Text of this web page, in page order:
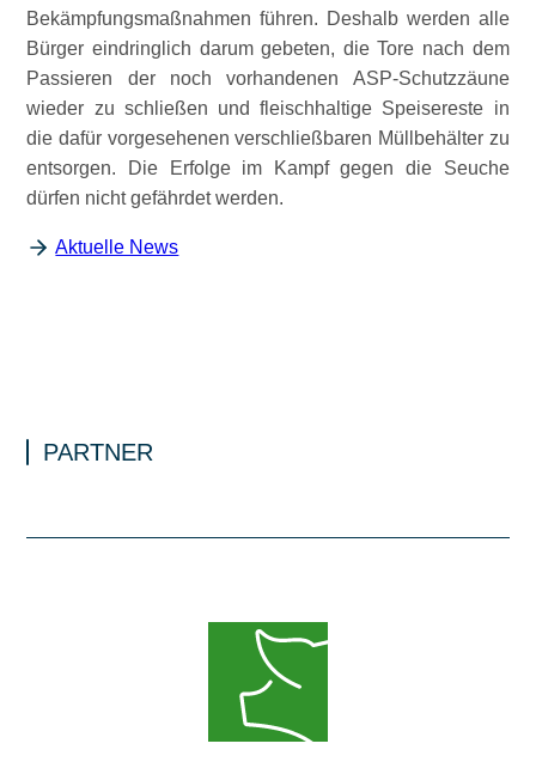
Bekämpfungsmaßnahmen führen. Deshalb werden alle
Bürger eindringlich darum gebeten, die Tore nach dem
Passieren der noch vorhandenen ASP-Schutzzäune
wieder zu schließen und fleischhaltige Speisereste in
die dafür vorgesehenen verschließbaren Müllbehälter zu
entsorgen. Die Erfolge im Kampf gegen die Seuche
dürfen nicht gefährdet werden.
Aktuelle News
PARTNER